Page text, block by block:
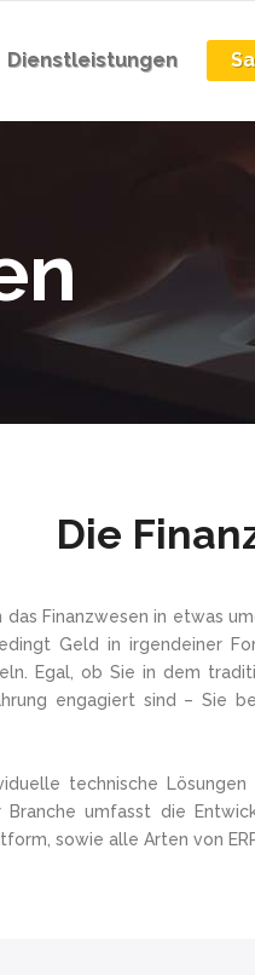
Dienstleistungen
Die
das Finanzwesen in etwas
Geld in irgendeiner
Egal, ob Sie in dem
engagiert sind – Sie
technische
Branche umfasst die
sowie alle Arten von